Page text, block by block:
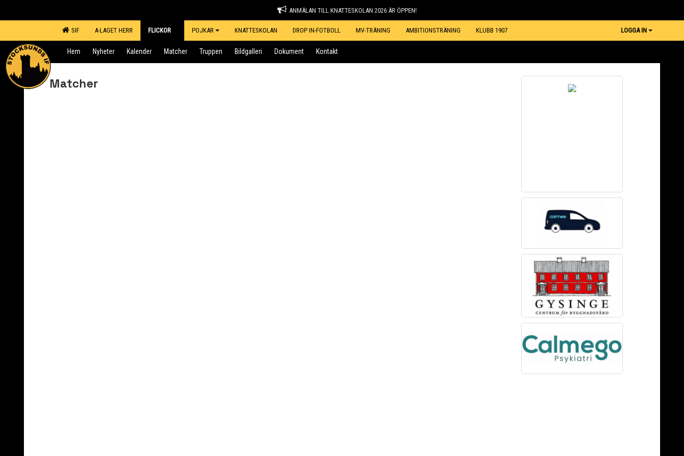
ANMÄLAN TILL KNATTESKOLAN 2026 ÄR ÖPPEN!
SIF A-LAGET HERR FLICKOR POJKAR KNATTESKOLAN DROP IN-FOTBOLL MV-TRÄNING AMBITIONSTRÄNING KLUBB 1907 LOGGA IN
Hem Nyheter Kalender Matcher Truppen Bildgalleri Dokument Kontakt
Matcher